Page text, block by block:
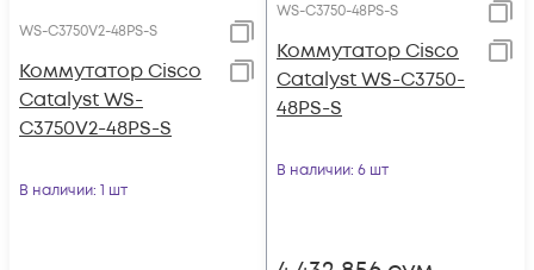
WS-C3750V2-48PS-S
Коммутатор Cisco
Catalyst WS-
C3750V2-48PS-S
В наличии: 1 шт
WS-C3750-48PS-S
Коммутатор Cisco
Catalyst WS-C3750-
48PS-S
В наличии: 6 шт